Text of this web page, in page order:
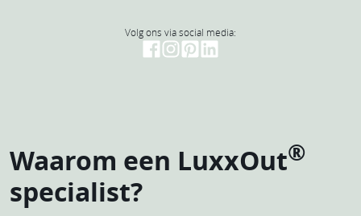
Volg ons via social media:
Waarom een LuxxOut®
specialist?